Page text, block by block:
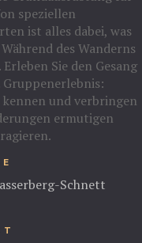
speziellen
ist alles dabei, was
des Wanderns
Sie den Gesang
und verbringen
ermutigen
Schnett